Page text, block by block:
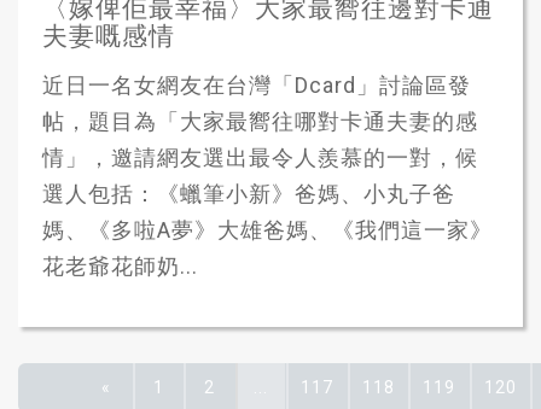
〈嫁俾佢最幸福〉大家最嚮往邊對卡通
夫妻嘅感情
近日一名女網友在台灣「Dcard」討論區發
帖，題目為「大家最嚮往哪對卡通夫妻的感
情」，邀請網友選出最令人羨慕的一對，候
選人包括：《蠟筆小新》爸媽、小丸子爸
媽、《多啦A夢》大雄爸媽、《我們這一家》
花老爺花師奶...
« 1 2 117 118 119 120